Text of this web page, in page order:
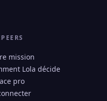
mission
Lola décide
pro